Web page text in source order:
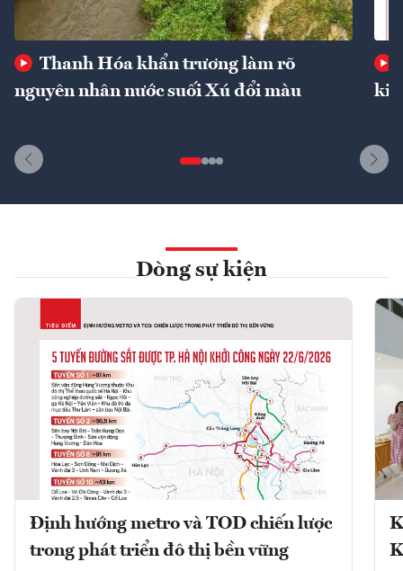
Thanh Hóa khẩn trương làm rõ
nguyên nhân nước suối Xú đổi màu
Dòng sự kiện
Định hướng metro và TOD chiến lược
trong phát triển đô thị bền vững